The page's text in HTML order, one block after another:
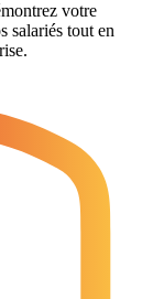
votre
salariés tout en